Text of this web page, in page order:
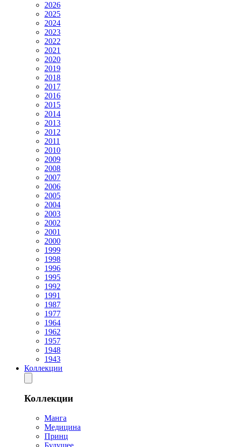
2026
2025
2024
2023
2022
2021
2020
2019
2018
2017
2016
2015
2014
2013
2012
2011
2010
2009
2008
2007
2006
2005
2004
2003
2002
2001
2000
1999
1998
1996
1995
1992
1991
1987
1977
1964
1962
1957
1948
1943
Коллекции
Коллекции
Манга
Медицина
Принц
Будущее